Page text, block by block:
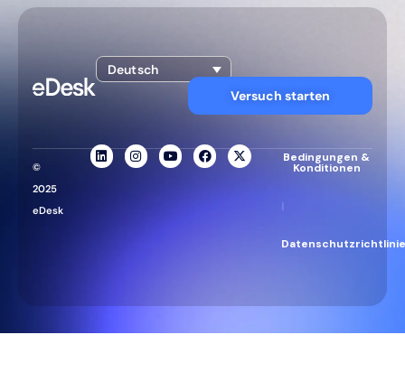
Deutsch
Versuch starten
©
2025
eDesk
Bedingungen &
Konditionen
|
Datenschutzrichtlinie